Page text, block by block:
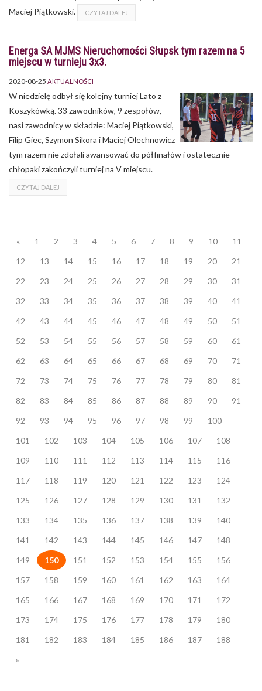
Maciej Piątkowski.
CZYTAJ DALEJ
Energa SA MJMS Nieruchomości Słupsk tym razem na 5
miejscu w turnieju 3x3.
2020-08-25 AKTUALNOŚCI
W niedzielę odbył się kolejny turniej Lato z
Koszykówką. 33 zawodników, 9 zespołów,
nasi zawodnicy w składzie: Maciej Piątkowski,
Filip Giec, Szymon Sikora i Maciej Olechnowicz
tym razem nie zdołali awansować do półfinałów i ostatecznie
chłopaki zakończyli turniej na V miejscu.
CZYTAJ DALEJ
« 1 2 3 4 5 6 7 8 9 10
11
12
13 14 15 16 17 18 19 20
21
22
23 24 25 26 27 28 29 30
31
32
33 34 35 36 37 38 39 40
41
42
43 44 45 46 47 48 49 50
51
52
53 54 55 56 57 58 59 60
61
62
63 64 65 66 67 68 69 70
71
72
73 74 75 76 77 78 79 80
81
82
83 84 85 86 87 88 89 90
91
92
93 94 95 96 97 98 99
100
101
102 103 104 105 106 107
108
109
110 111 112 113 114 115
116
117
118 119 120 121 122 123
124
125
126 127 128 129 130 131
132
133
134 135 136 137 138 139
140
141
142 143 144 145 146 147
148
149
150 151 152 153 154 155
156
157
158 159 160 161 162 163
164
165
166 167 168 169 170 171
172
173
174 175 176 177 178 179
180
181
182 183 184 185 186 187
188
»